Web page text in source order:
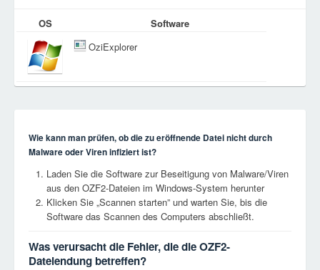
OS
Software
OziExplorer
Wie kann man prüfen, ob die zu eröffnende Datei nicht durch
Malware oder Viren infiziert ist?
Laden Sie die Software zur Beseitigung von Malware/Viren
aus den OZF2-Dateien im Windows-System herunter
Klicken Sie „Scannen starten” und warten Sie, bis die
Software das Scannen des Computers abschließt.
Was verursacht die Fehler, die die OZF2-
Dateiendung betreffen?